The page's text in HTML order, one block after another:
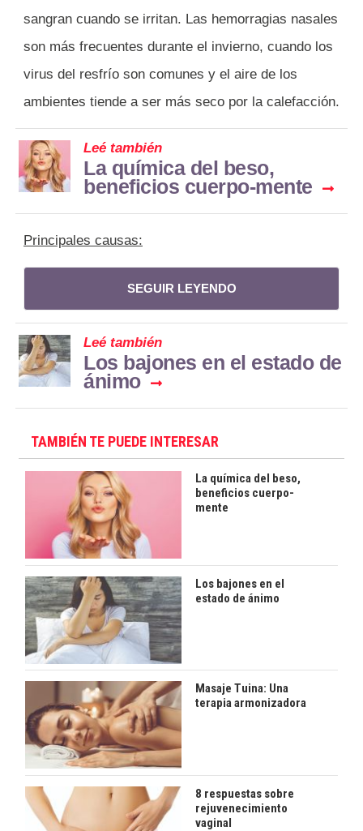
sangran cuando se irritan. Las hemorragias nasales
son más frecuentes durante el invierno, cuando los
virus del resfrío son comunes y el aire de los
ambientes tiende a ser más seco por la calefacción.
Leé también
La química del beso,
beneficios cuerpo-mente
Principales causas:
SEGUIR LEYENDO
Leé también
Los bajones en el estado de
ánimo
TAMBIÉN TE PUEDE INTERESAR
La química del beso,
beneficios cuerpo-
mente
Los bajones en el
estado de ánimo
Masaje Tuina: Una
terapia armonizadora
8 respuestas sobre
rejuvenecimiento
vaginal